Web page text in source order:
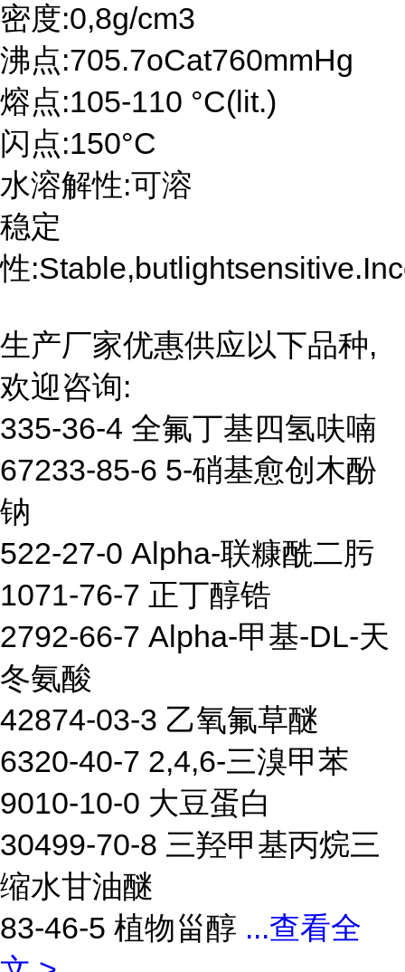
密度:0,8g/cm3
沸点:705.7oCat760mmHg
熔点:105-110 °C(lit.)
闪点:150°C
水溶解性:可溶
稳定
性
生产厂家优惠供应以下品种,
欢迎咨询:
335-36-4 全氟丁基四氢呋喃
67233-85-6 5-硝基愈创木酚
钠
522-27-0 Alpha-联糠酰二肟
1071-76-7 正丁醇锆
2792-66-7 Alpha-甲基-DL-天
冬氨酸
42874-03-3 乙氧氟草醚
6320-40-7 2,4,6-三溴甲苯
9010-10-0 大豆蛋白
30499-70-8 三羟甲基丙烷三
缩水甘油醚
83-46-5 植物甾醇 ...查看全